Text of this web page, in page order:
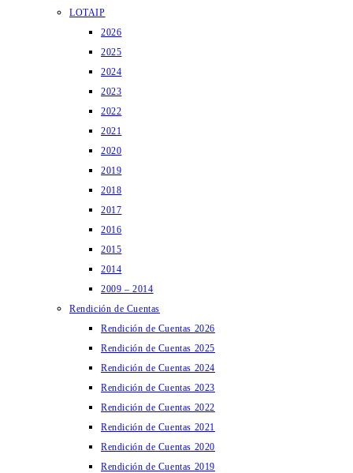
LOTAIP
2026
2025
2024
2023
2022
2021
2020
2019
2018
2017
2016
2015
2014
2009 – 2014
Rendición de Cuentas
Rendición de Cuentas 2026
Rendición de Cuentas 2025
Rendición de Cuentas 2024
Rendición de Cuentas 2023
Rendición de Cuentas 2022
Rendición de Cuentas 2021
Rendición de Cuentas 2020
Rendición de Cuentas 2019